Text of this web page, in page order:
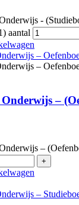
-
aantal
–
–